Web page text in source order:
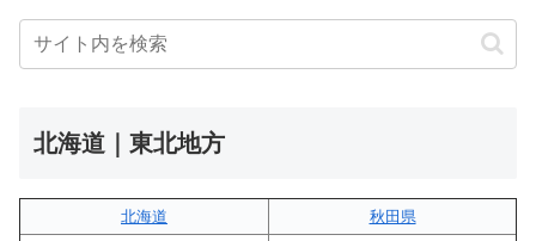
北海道｜東北地方
北海道
秋田県